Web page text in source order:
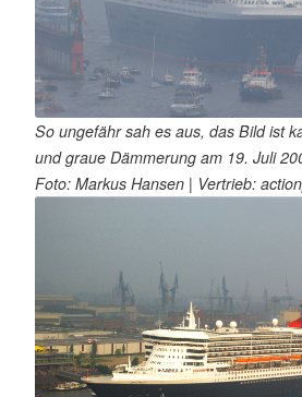
So ungefähr sah es aus, das Bild ist
und graue Dämmerung am 19. Juli
Foto: Markus Hansen | Vertrieb: